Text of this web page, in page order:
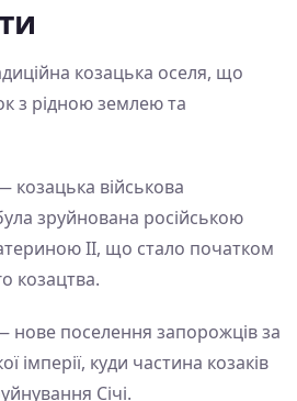
козацька оселя, що
з рідною землею та
козацька військова
зруйнована російською
ІІ, що стало початком
козацтва.
нове поселення запорожців за
імперії, куди частина козаків
Січі.